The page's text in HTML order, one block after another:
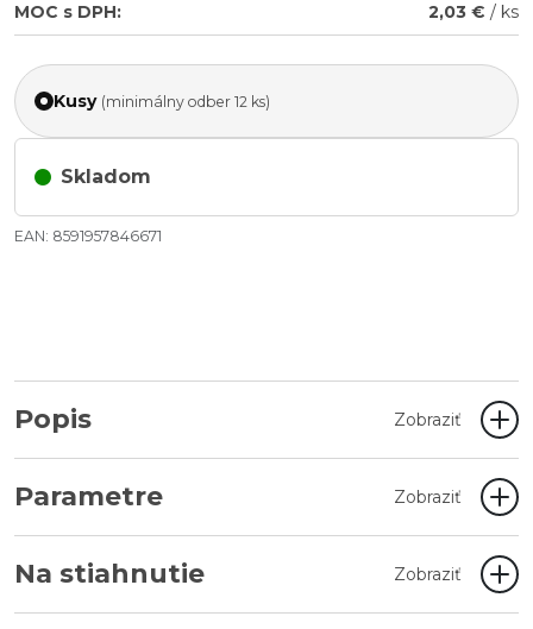
MOC s DPH: 2,03 € / ks
Kusy (minimálny odber 12 ks)
Skladom
EAN: 8591957846671
Popis Zobraziť
Parametre Zobraziť
Na stiahnutie Zobraziť